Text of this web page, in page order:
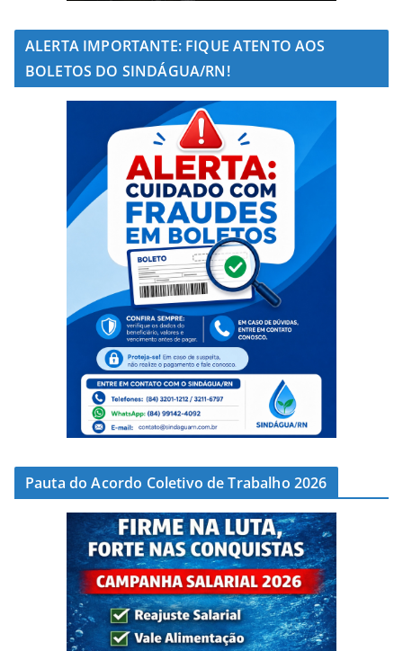
ALERTA IMPORTANTE: FIQUE ATENTO AOS
BOLETOS DO SINDÁGUA/RN!
Pauta do Acordo Coletivo de Trabalho 2026